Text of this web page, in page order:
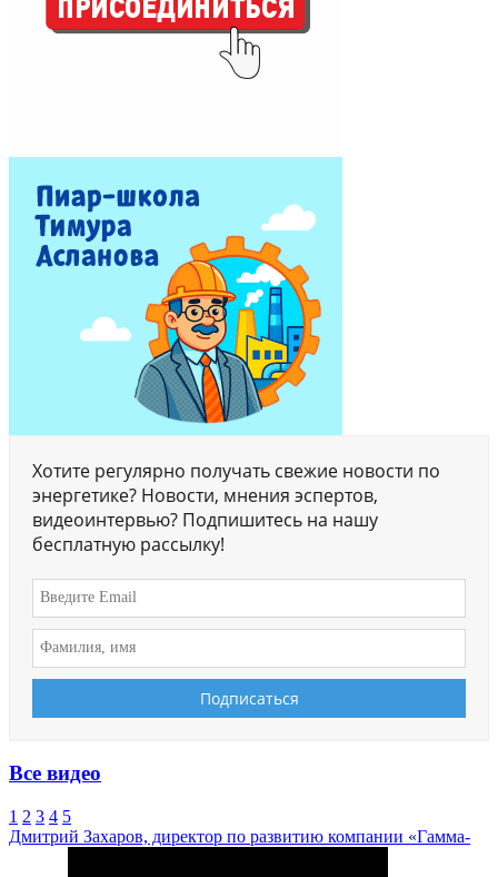
Хотите регулярно получать свежие новости по
энергетике? Новости, мнения эспертов,
видеоинтервью? Подпишитесь на нашу
бесплатную рассылку!
Все видео
1 2 3 4 5
Дмитрий Захаров, директор по развитию компании «Гамма-